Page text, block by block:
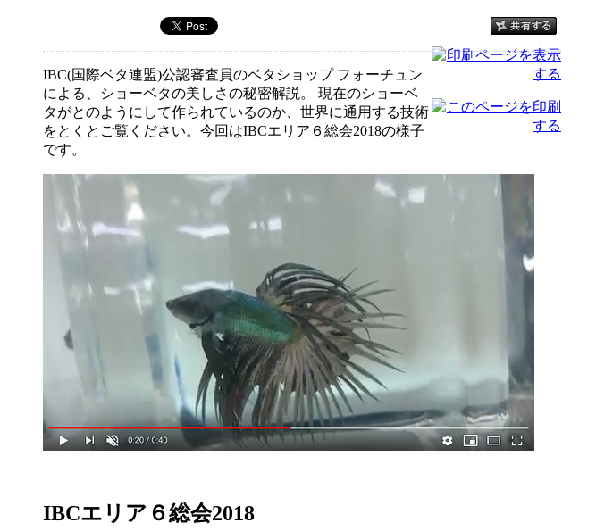
IBC(国際ベタ連盟)公認審査員のベタショップ フォーチュン
による、ショーベタの美しさの秘密解説。 現在のショーベ
タがとのようにして作られているのか、世界に通用する技術
をとくとご覧ください。今回はIBCエリア６総会2018の様子
です。
IBCエリア６総会2018